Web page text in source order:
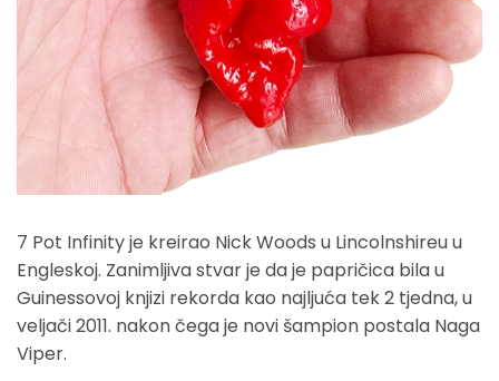
7 Pot Infinity je kreirao Nick Woods u Lincolnshireu u
Engleskoj. Zanimljiva stvar je da je papričica bila u
Guinessovoj knjizi rekorda kao najljuća tek 2 tjedna, u
veljači 2011. nakon čega je novi šampion postala Naga
Viper.